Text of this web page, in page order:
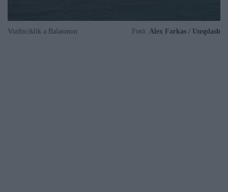
Vizibiciklik a Balatonon Fotó: Alex Farkas / Unsplash